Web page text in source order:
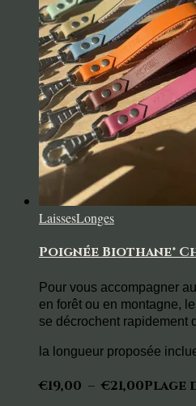
LaissesLonges
Poignée Biothane®
Pour vous accompagner
en forêt ou en montagne,
se décrochent rapidement
la longueur proposée
€19,00 – €21,00Plage